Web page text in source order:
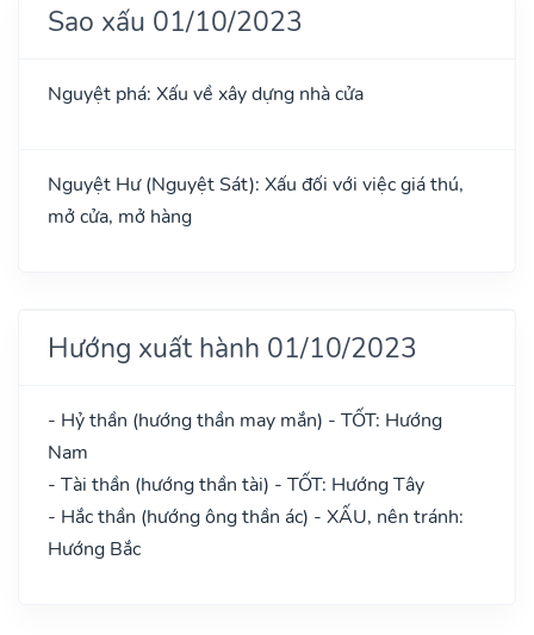
Sao xấu 01/10/2023
Nguyệt phá: Xấu về xây dựng nhà cửa
Nguyệt Hư (Nguyệt Sát): Xấu đối với việc giá thú,
mở cửa, mở hàng
Hướng xuất hành 01/10/2023
- Hỷ thần (hướng thần may mắn) - TỐT: Hướng
Nam
- Tài thần (hướng thần tài) - TỐT: Hướng Tây
- Hắc thần (hướng ông thần ác) - XẤU, nên tránh:
Hướng Bắc